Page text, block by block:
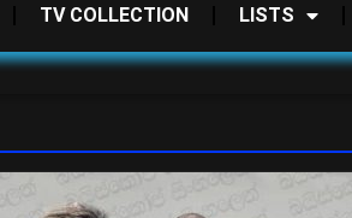
TV COLLECTION LISTS